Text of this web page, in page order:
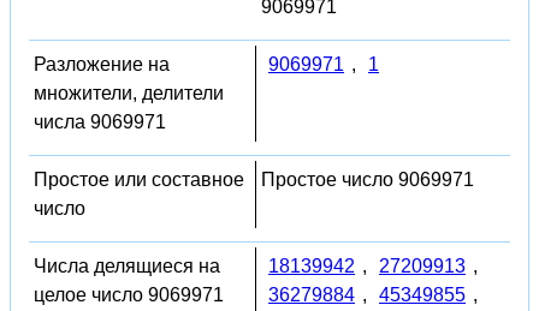
9069971
Разложение на
множители, делители
числа 9069971
9069971 , 1
Простое или составное
число
Простое число 9069971
Числа делящиеся на
целое число 9069971
18139942 , 27209913 ,
36279884 , 45349855 ,